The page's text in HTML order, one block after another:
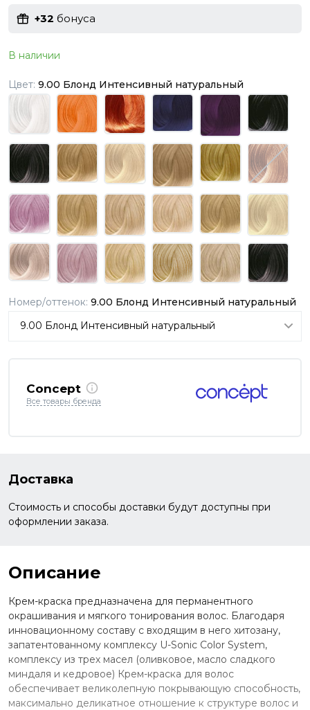
+32 бонуса
В наличии
Цвет: 9.00 Блонд Интенсивный натуральный
Номер/оттенок: 9.00 Блонд Интенсивный натуральный
Concept
Все товары бренда
Доставка
Стоимость и способы доставки будут доступны при
оформлении заказа.
Описание
Крем-краска предназначена для перманентного
окрашивания и мягкого тонирования волос. Благодаря
инновационному составу с входящим в него хитозану,
запатентованному комплексу U-Sonic Color System,
комплексу из трех масел (оливковое, масло сладкого
миндаля и кедровое) Крем-краска для волос
обеспечивает великолепную покрывающую способность,
максимально деликатное отношение к структуре волос и